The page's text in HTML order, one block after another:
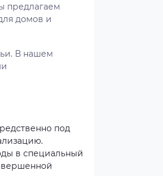
предлагаем
домов и
В нашем
под
в специальный